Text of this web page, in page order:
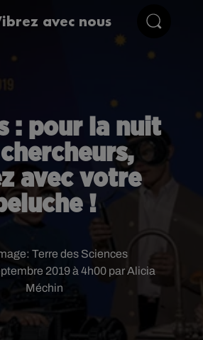
avec nous
: pour la nuit
avec votre
!
2019 à 4h00 par Alicia
Méchin
Terre des Sciences